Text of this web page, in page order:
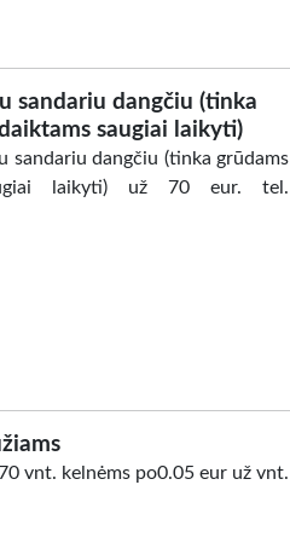
sandariu dangčiu (tinka
saugiai laikyti)
sandariu dangčiu (tinka grūdams
laikyti) už 70 eur. tel.
vnt. kelnėms po0.05 eur už vnt.